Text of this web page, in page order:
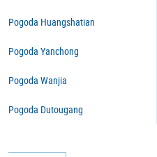
Pogoda Huangshatian
Pogoda Yanchong
Pogoda Wanjia
Pogoda Dutougang